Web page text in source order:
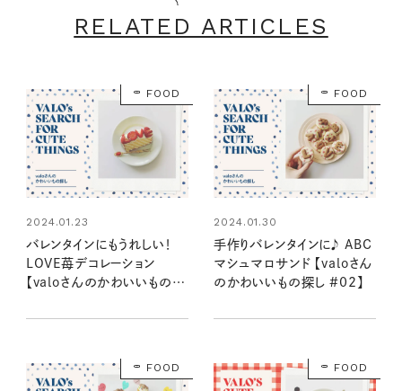
RELATED ARTICLES
FOOD
2024.01.23
バレンタインにもうれしい！
LOVE苺デコレーション
【valoさんのかわいいもの探
FOOD
2024.01.30
手作りバレンタインに♪ ABC
マシュマロサンド 【valoさん
のかわいいもの探し #02】
FOOD FOOD